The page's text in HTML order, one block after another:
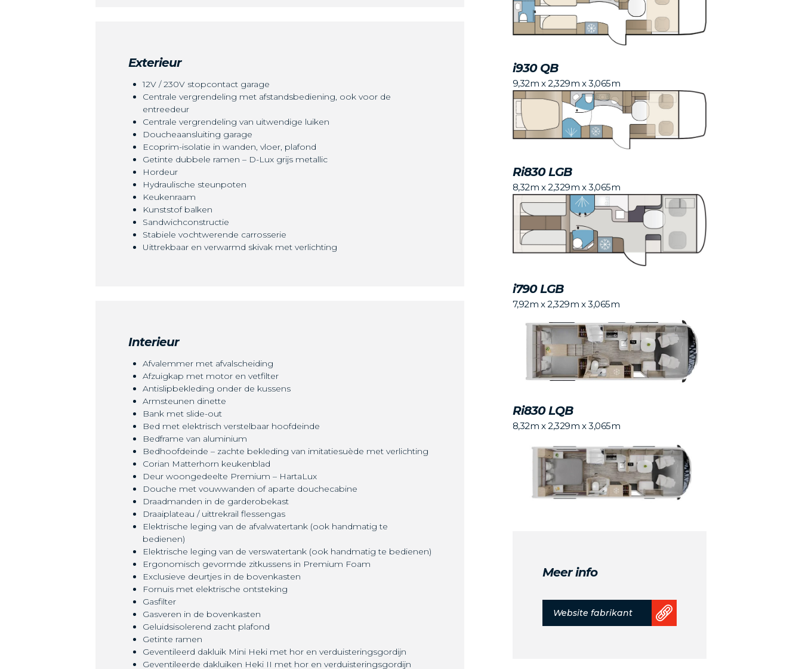
Exterieur
12V / 230V stopcontact garage
Centrale vergrendeling met afstandsbediening, ook voor de
entreedeur
Centrale vergrendeling van uitwendige luiken
Doucheaansluiting garage
Ecoprim-isolatie in wanden, vloer, plafond
Getinte dubbele ramen – D-Lux grijs metallic
Hordeur
Hydraulische steunpoten
Keukenraam
Kunststof balken
Sandwichconstructie
Stabiele vochtwerende carrosserie
Uittrekbaar en verwarmd skivak met verlichting
Interieur
Afvalemmer met afvalscheiding
Afzuigkap met motor en vetfilter
Antislipbekleding onder de kussens
Armsteunen dinette
Bank met slide-out
Bed met elektrisch verstelbaar hoofdeinde
Bedframe van aluminium
Bedhoofdeinde – zachte bekleding van imitatiesuède met verlichting
Corian Matterhorn keukenblad
Deur woongedeelte Premium – HartaLux
Douche met vouwwanden of aparte douchecabine
Draadmanden in de garderobekast
Draaiplateau / uittrekrail flessengas
Elektrische leging van de afvalwatertank (ook handmatig te
bedienen)
Elektrische leging van de verswatertank (ook handmatig te bedienen)
Ergonomisch gevormde zitkussens in Premium Foam
Exclusieve deurtjes in de bovenkasten
Fornuis met elektrische ontsteking
Gasfilter
Gasveren in de bovenkasten
Geluidsisolerend zacht plafond
Getinte ramen
Geventileerd dakluik Mini Heki met hor en verduisteringsgordijn
Geventileerde dakluiken Heki II met hor en verduisteringsgordijn
i930 QB
9,32m x 2,329m x 3,065m
Ri830 LGB
8,32m x 2,329m x 3,065m
i790 LGB
7,92m x 2,329m x 3,065m
Ri830 LQB
8,32m x 2,329m x 3,065m
Meer info
Website fabrikant